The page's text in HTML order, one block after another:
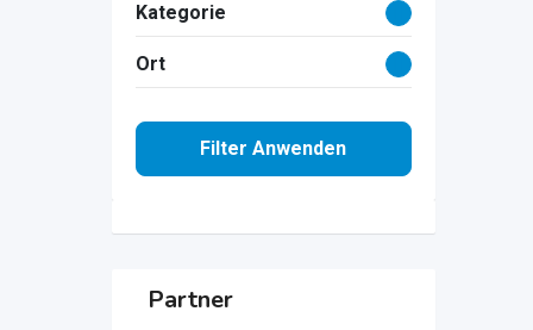
Kategorie
Ort
Filter Anwenden
Partner